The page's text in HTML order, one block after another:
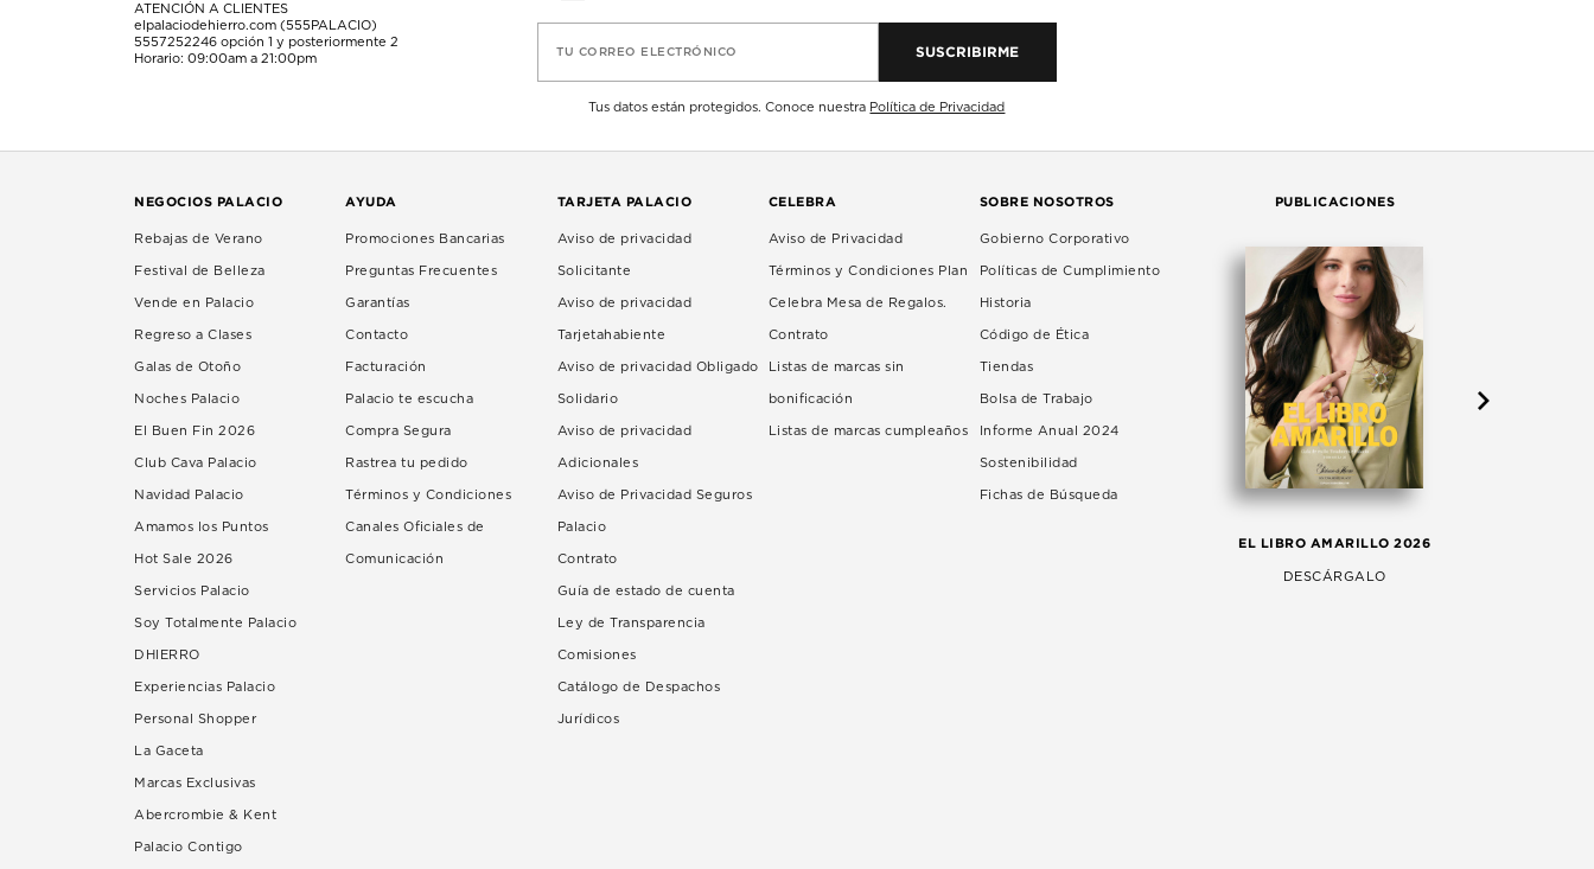
ATENCIÓN A CLIENTES
elpalaciodehierro.com (555PALACIO)
5557252246 opción 1 y posteriormente 2
Horario: 09:00am a 21:00pm
TU CORREO ELECTRÓNICO SUSCRIBIRME
Tus datos están protegidos. Conoce nuestra Política de Privacidad
NEGOCIOS PALACIO
Rebajas de Verano
Festival de Belleza
Vende en Palacio
Regreso a Clases
Galas de Otoño
Noches Palacio
El Buen Fin 2026
Club Cava Palacio
Navidad Palacio
Amamos los Puntos
Hot Sale 2026
Servicios Palacio
Soy Totalmente Palacio
DHIERRO
Experiencias Palacio
Personal Shopper
La Gaceta
Marcas Exclusivas
Abercrombie & Kent
Palacio Contigo
AYUDA
Promociones Bancarias
Preguntas Frecuentes
Garantías
Contacto
Facturación
Palacio te escucha
Compra Segura
Rastrea tu pedido
Términos y Condiciones
Canales Oficiales de
Comunicación
TARJETA PALACIO
Aviso de privacidad
Solicitante
Aviso de privacidad
Tarjetahabiente
Aviso de privacidad Obligado
Solidario
Aviso de privacidad
Adicionales
Aviso de Privacidad Seguros
Palacio
Contrato
Guía de estado de cuenta
Ley de Transparencia
Comisiones
Catálogo de Despachos
Jurídicos
CELEBRA
Aviso de Privacidad
Términos y Condiciones Plan
Celebra Mesa de Regalos.
Contrato
Listas de marcas sin
bonificación
Listas de marcas cumpleaños
SOBRE NOSOTROS
Gobierno Corporativo
Políticas de Cumplimiento
Historia
Código de Ética
Tiendas
Bolsa de Trabajo
Informe Anual 2024
Sostenibilidad
Fichas de Búsqueda
PUBLICACIONES
EL LIBRO AMARILLO 2026
DESCÁRGALO